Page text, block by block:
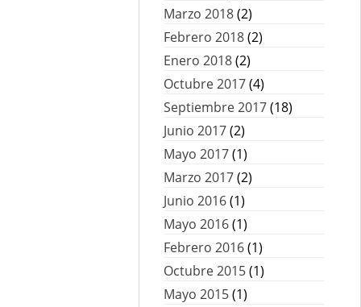
Marzo 2018(2)
Febrero 2018(2)
Enero 2018(2)
Octubre 2017(4)
Septiembre 2017(18)
Junio 2017(2)
Mayo 2017(1)
Marzo 2017(2)
Junio 2016(1)
Mayo 2016(1)
Febrero 2016(1)
Octubre 2015(1)
Mayo 2015(1)